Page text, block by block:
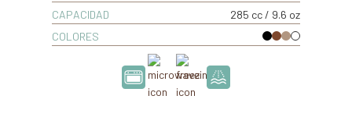
CAPACIDAD
285 cc / 9.6 oz
COLORES